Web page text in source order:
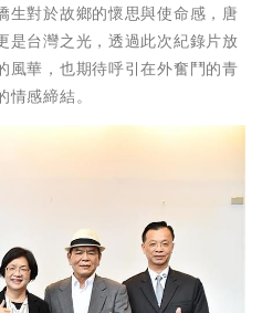
生對於故鄉的懷思與使命感，唐
是台灣之光，透過此次紀錄片放
風華，也期待呼引在外奮鬥的青
感締結。